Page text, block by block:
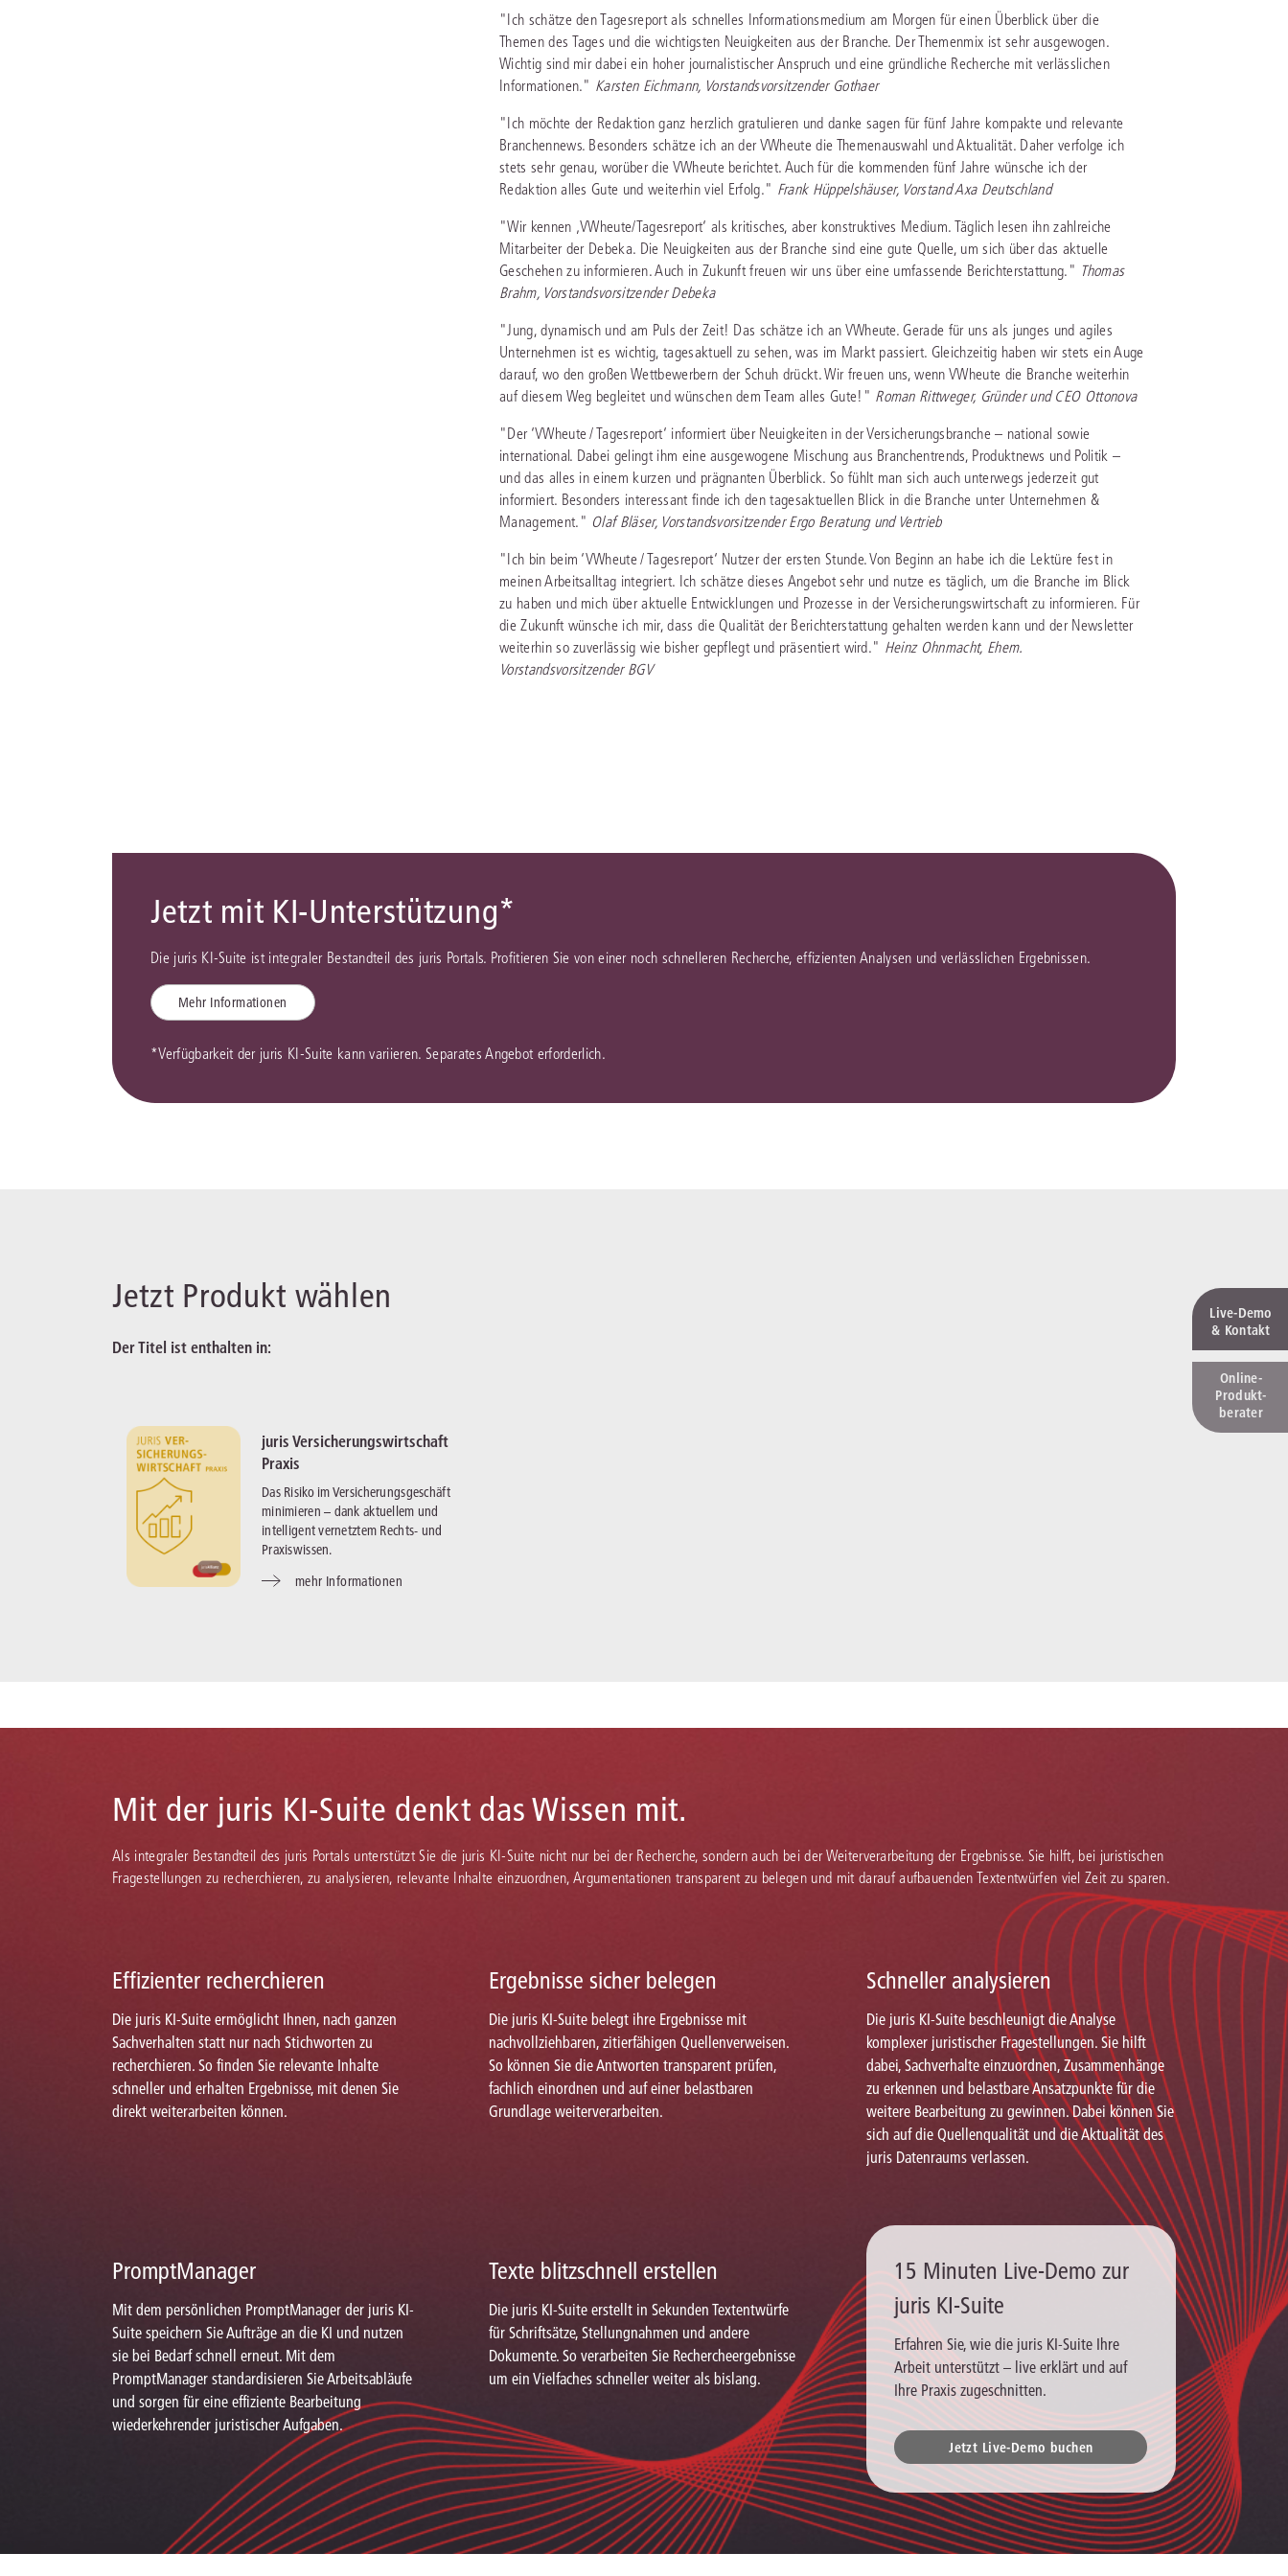
Kanzleimanagement
Medizinrecht
Immaterialgüterrecht
Zivil- und Zivilprozessrecht
"Ich schätze den Tagesreport als schnelles Informationsmedium am Morgen für einen Überblick über die
Themen des Tages und die wichtigsten Neuigkeiten aus der Branche. Der Themenmix ist sehr ausgewogen.
Wichtig sind mir dabei ein hoher journalistischer Anspruch und eine gründliche Recherche mit verlässlichen
Informationen." Karsten Eichmann, Vorstandsvorsitzender Gothaer
"Ich möchte der Redaktion ganz herzlich gratulieren und danke sagen für fünf Jahre kompakte und relevante
Branchennews. Besonders schätze ich an der VWheute die Themenauswahl und Aktualität. Daher verfolge ich
stets sehr genau, worüber die VWheute berichtet. Auch für die kommenden fünf Jahre wünsche ich der
Redaktion alles Gute und weiterhin viel Erfolg." Frank Hüppelshäuser, Vorstand Axa Deutschland
"Wir kennen ‚VWheute/Tagesreport‘ als kritisches, aber konstruktives Medium. Täglich lesen ihn zahlreiche
Mitarbeiter der Debeka. Die Neuigkeiten aus der Branche sind eine gute Quelle, um sich über das aktuelle
Geschehen zu informieren. Auch in Zukunft freuen wir uns über eine umfassende Berichterstattung." Thomas
Brahm, Vorstandsvorsitzender Debeka
"Jung, dynamisch und am Puls der Zeit! Das schätze ich an VWheute. Gerade für uns als junges und agiles
Unternehmen ist es wichtig, tagesaktuell zu sehen, was im Markt passiert. Gleichzeitig haben wir stets ein Auge
darauf, wo den großen Wettbewerbern der Schuh drückt. Wir freuen uns, wenn VWheute die Branche weiterhin
auf diesem Weg begleitet und wünschen dem Team alles Gute!" Roman Rittweger, Gründer und CEO Ottonova
"Der ‘VWheute / Tagesreport‘ informiert über Neuigkeiten in der Versicherungsbranche – national sowie
international. Dabei gelingt ihm eine ausgewogene Mischung aus Branchentrends, Produktnews und Politik –
und das alles in einem kurzen und prägnanten Überblick. So fühlt man sich auch unterwegs jederzeit gut
informiert. Besonders interessant finde ich den tagesaktuellen Blick in die Branche unter Unternehmen &
Management." Olaf Bläser, Vorstandsvorsitzender Ergo Beratung und Vertrieb
"Ich bin beim ‘VWheute / Tagesreport‘ Nutzer der ersten Stunde. Von Beginn an habe ich die Lektüre fest in
meinen Arbeitsalltag integriert. Ich schätze dieses Angebot sehr und nutze es täglich, um die Branche im Blick
zu haben und mich über aktuelle Entwicklungen und Prozesse in der Versicherungs­wirtschaft zu informieren. Für
die Zukunft wünsche ich mir, dass die Qualität der Berichterstattung gehalten werden kann und der Newsletter
weiterhin so zuverlässig wie bisher gepflegt und präsentiert wird." Heinz Ohnmacht, Ehem.
Vorstandsvorsitzender BGV
Jetzt mit KI-Unterstützung*
Die juris KI-Suite ist integraler Bestandteil des juris Portals. Profitieren Sie von einer noch schnelleren Recherche, effizienten Analysen und verlässlichen Ergebnissen.
Mehr Informationen
*Verfügbarkeit der juris KI-Suite kann variieren. Separates Angebot erforderlich.
Jetzt Produkt wählen
Der Titel ist enthalten in:
juris Versicherungswirtschaft
Praxis
Das Risiko im Versicherungsgeschäft
minimieren – dank aktuellem und
intelligent vernetztem Rechts- und
Praxiswissen.
mehr Informationen
Mit der juris KI-Suite denkt das Wissen mit.
Als integraler Bestandteil des juris Portals unterstützt Sie die juris KI-Suite nicht nur bei der Recherche, sondern auch bei der Weiterverarbeitung der Ergebnisse. Sie hilft, bei juristischen
Fragestellungen zu recherchieren, zu analysieren, relevante Inhalte einzuordnen, Argumentationen transparent zu belegen und mit darauf aufbauenden Textentwürfen viel Zeit zu sparen.
Effizienter recherchieren
Die juris KI-Suite ermöglicht Ihnen, nach ganzen
Sachverhalten statt nur nach Stichworten zu
recherchieren. So finden Sie relevante Inhalte
schneller und erhalten Ergebnisse, mit denen Sie
direkt weiterarbeiten können.
Ergebnisse sicher belegen
Die juris KI-Suite belegt ihre Ergebnisse mit
nachvollziehbaren, zitierfähigen Quellenverweisen.
So können Sie die Antworten transparent prüfen,
fachlich einordnen und auf einer belastbaren
Grundlage weiterverarbeiten.
Schneller analysieren
Die juris KI-Suite beschleunigt die Analyse
komplexer juristischer Fragestellungen. Sie hilft
dabei, Sachverhalte einzuordnen, Zusammenhänge
zu erkennen und belastbare Ansatzpunkte für die
weitere Bearbeitung zu gewinnen. Dabei können Sie
sich auf die Quellenqualität und die Aktualität des
juris Datenraums verlassen.
PromptManager
Mit dem persönlichen PromptManager der juris KI-
Suite speichern Sie Aufträge an die KI und nutzen
sie bei Bedarf schnell erneut. Mit dem
PromptManager standardisieren Sie Arbeitsabläufe
und sorgen für eine effiziente Bearbeitung
wiederkehrender juristischer Aufgaben.
Texte blitzschnell erstellen
Die juris KI-Suite erstellt in Sekunden Textentwürfe
für Schriftsätze, Stellungnahmen und andere
Dokumente. So verarbeiten Sie Rechercheergebnisse
um ein Vielfaches schneller weiter als bislang.
15 Minuten Live-Demo zur
juris KI-Suite
Erfahren Sie, wie die juris KI-Suite Ihre
Arbeit unterstützt – live erklärt und auf
Ihre Praxis zugeschnitten.
Jetzt Live-Demo buchen
Live‑Demo
& Kontakt
Online-
Produkt­
berater